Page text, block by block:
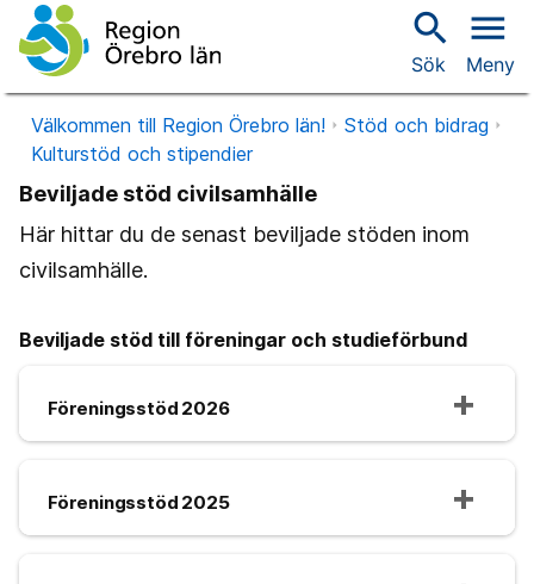
search
Sök
menu
Meny
Välkommen till Region Örebro län!
Stöd och bidrag
Kulturstöd och stipendier
Beviljade stöd civilsamhälle
Här hittar du de senast beviljade stöden inom
civilsamhälle.
Beviljade stöd till föreningar och studieförbund
Föreningsstöd 2026
Föreningsstöd 2025